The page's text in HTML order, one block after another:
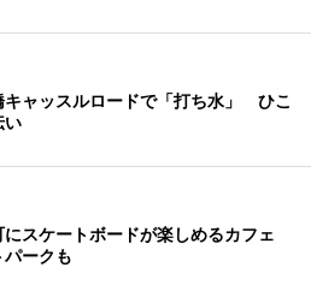
キャッスルロードで「打ち水」 ひこ
い
にスケートボードが楽しめるカフェ
ークも